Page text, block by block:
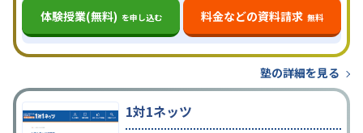
体験授業(無料) を申し込む 料金などの資料請求 無料
塾の詳細を見る
1対1ネッツ